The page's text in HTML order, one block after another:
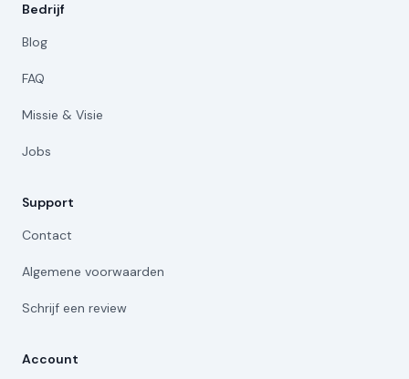
Bedrijf
Blog
FAQ
Missie & Visie
Jobs
Support
Contact
Algemene voorwaarden
Schrijf een review
Account